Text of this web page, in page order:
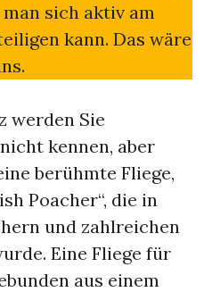
sich aktiv am
kann. Das wäre
werden Sie
kennen, aber
berühmte Fliege,
Poacher“, die in
und zahlreichen
Eine Fliege für
aus einem